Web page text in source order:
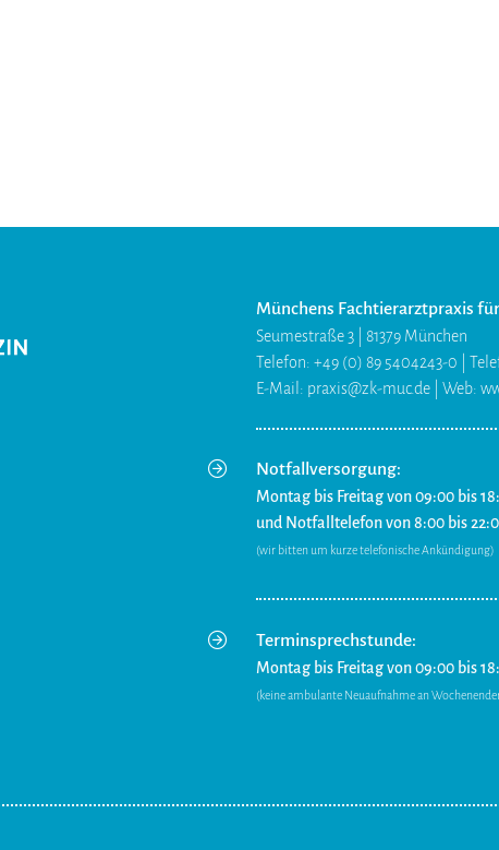
Münchens Fachtierarztpraxis
Seumestraße 3 | 81379 München
Telefon: +49 (0) 89 5404243-0 |
E-Mail: praxis@zk-muc.de | Web:
Notfallversorgung:
Montag bis Freitag von 09:00 bis
und Notfalltelefon von 8:00 bis
(wir bitten um kurze telefonische Ankündigung)
Terminsprechstunde:
Montag bis Freitag von 09:00 bis
(keine ambulante Neuaufnahme an